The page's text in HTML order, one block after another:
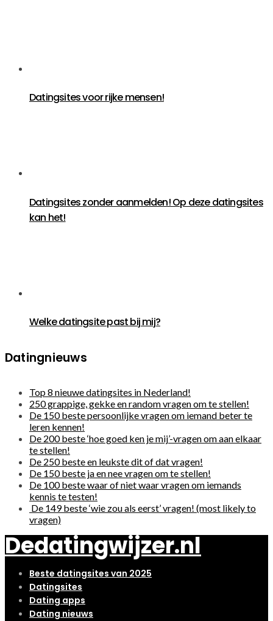
Datingsites voor rijke mensen!
Datingsites zonder aanmelden! Op deze datingsites
kan het!
Welke datingsite past bij mij?
Datingnieuws
Top 8 nieuwe datingsites in Nederland!
250 grappige, gekke en random vragen om te stellen!
De 150 beste persoonlijke vragen om iemand beter te
leren kennen!
De 200 beste ‘hoe goed ken je mij’-vragen om aan elkaar
te stellen!
De 250 beste en leukste dit of dat vragen!
De 150 beste ja en nee vragen om te stellen!
De 100 beste waar of niet waar vragen om iemands
kennis te testen!
De 149 beste ‘wie zou als eerst’ vragen! (most likely to
vragen)
Dedatingwijzer.nl
Beste datingsites van 2025
Datingsites
Dating apps
Dating nieuws